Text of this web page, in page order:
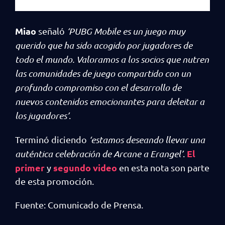
Miao señaló ‘PUBG Mobile es un juego muy
querido que ha sido acogido por jugadores de
todo el mundo. Valoramos a los socios que nutren
las comunidades de juego compartido con un
profundo compromiso con el desarrollo de
nuevos contenidos emocionantes para deleitar a
los jugadores’.
Terminó diciendo ‘estamos deseando llevar una
auténtica celebración de Arcane a Erangel’. El
primery segundo video en esta nota son parte
de esta promoción.
Fuente: Comunicado de Prensa.